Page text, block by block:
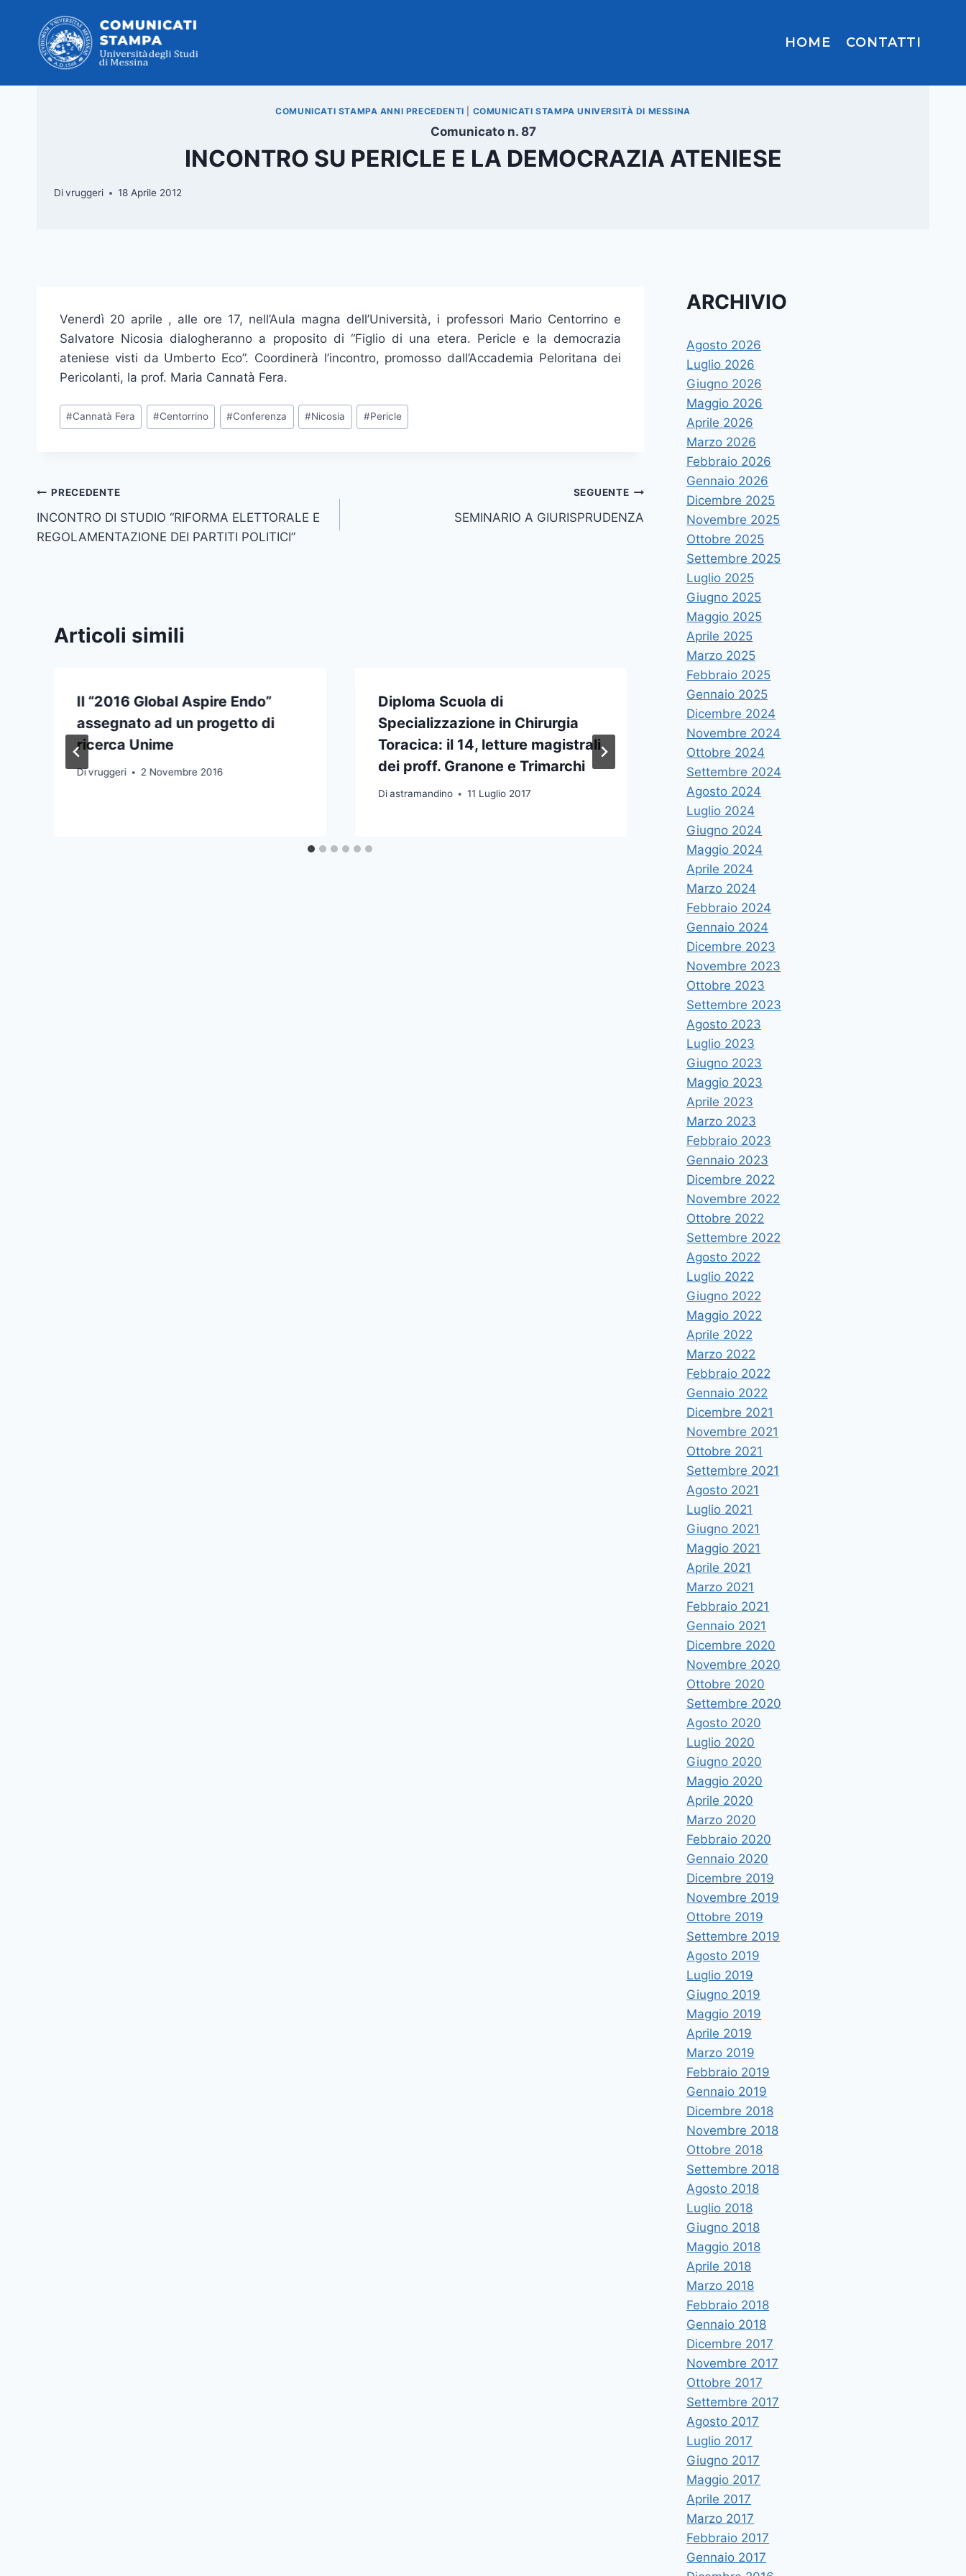
contenuto
HOME CONTATTI
COMUNICATI STAMPA ANNI PRECEDENTI COMUNICATI STAMPA UNIVERSITÀ DI MESSINA
Comunicato n. 87
INCONTRO SU PERICLE E LA DEMOCRAZIA ATENIESE
Divruggeri 18 Aprile 2012
Venerdì 20 aprile , alle ore 17, nell’Aula magna dell’Università, i professori Mario Centorrino e
Salvatore Nicosia dialogheranno a proposito di “Figlio di una etera. Pericle e la democrazia
ateniese visti da Umberto Eco”. Coordinerà l’incontro, promosso dall’Accademia Peloritana dei
Pericolanti, la prof. Maria Cannatà Fera.
Tag
articolo:
#Cannatà Fera #Centorrino #Conferenza #Nicosia #Pericle
Navigazione
articoli
PRECEDENTE
INCONTRO DI STUDIO “RIFORMA ELETTORALE E
REGOLAMENTAZIONE DEI PARTITI POLITICI”
SEGUENTE
SEMINARIO A GIURISPRUDENZA
Articoli simili
Il “2016 Global Aspire Endo”
assegnato ad un progetto di
ricerca Unime
Divruggeri 2 Novembre 2016
Diploma Scuola di
Specializzazione in Chirurgia
Toracica: il 14, letture magistrali
dei proff. Granone e Trimarchi
Di astramandino 11 Luglio 2017
Saranno 27 i tirocini retribuiti
alla Regione Siciliana
Diastramandino
ARCHIVIO
Agosto 2026
Luglio 2026
Giugno 2026
Maggio 2026
Aprile 2026
Marzo 2026
Febbraio 2026
Gennaio 2026
Dicembre 2025
Novembre 2025
Ottobre 2025
Settembre 2025
Luglio 2025
Giugno 2025
Maggio 2025
Aprile 2025
Marzo 2025
Febbraio 2025
Gennaio 2025
Dicembre 2024
Novembre 2024
Ottobre 2024
Settembre 2024
Agosto 2024
Luglio 2024
Giugno 2024
Maggio 2024
Aprile 2024
Marzo 2024
Febbraio 2024
Gennaio 2024
Dicembre 2023
Novembre 2023
Ottobre 2023
Settembre 2023
Agosto 2023
Luglio 2023
Giugno 2023
Maggio 2023
Aprile 2023
Marzo 2023
Febbraio 2023
Gennaio 2023
Dicembre 2022
Novembre 2022
Ottobre 2022
Settembre 2022
Agosto 2022
Luglio 2022
Giugno 2022
Maggio 2022
Aprile 2022
Marzo 2022
Febbraio 2022
Gennaio 2022
Dicembre 2021
Novembre 2021
Ottobre 2021
Settembre 2021
Agosto 2021
Luglio 2021
Giugno 2021
Maggio 2021
Aprile 2021
Marzo 2021
Febbraio 2021
Gennaio 2021
Dicembre 2020
Novembre 2020
Ottobre 2020
Settembre 2020
Agosto 2020
Luglio 2020
Giugno 2020
Maggio 2020
Aprile 2020
Marzo 2020
Febbraio 2020
Gennaio 2020
Dicembre 2019
Novembre 2019
Ottobre 2019
Settembre 2019
Agosto 2019
Luglio 2019
Giugno 2019
Maggio 2019
Aprile 2019
Marzo 2019
Febbraio 2019
Gennaio 2019
Dicembre 2018
Novembre 2018
Ottobre 2018
Settembre 2018
Agosto 2018
Luglio 2018
Giugno 2018
Maggio 2018
Aprile 2018
Marzo 2018
Febbraio 2018
Gennaio 2018
Dicembre 2017
Novembre 2017
Ottobre 2017
Settembre 2017
Agosto 2017
Luglio 2017
Giugno 2017
Maggio 2017
Aprile 2017
Marzo 2017
Febbraio 2017
Gennaio 2017